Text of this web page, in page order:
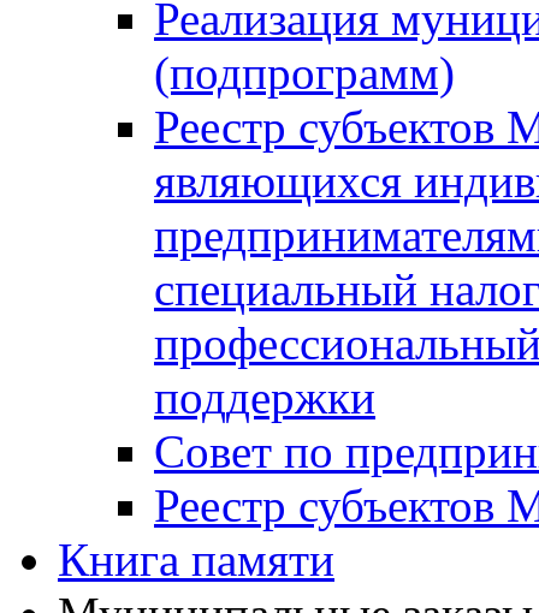
Реализация
(подпрограмм)
Реестр
являющихся
специальный
поддержки
Совет по
Реестр
Книга памяти